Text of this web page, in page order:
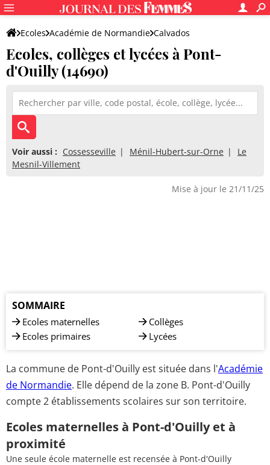
Ecoles Académie de Normandie Calvados
Ecoles, collèges et lycées à Pont-
d'Ouilly (14690)
Voir aussi : Cossesseville Ménil-Hubert-sur-Orne
Le
Mesnil-Villement
Mise à jour le 21/11/25
SOMMAIRE
Ecoles maternelles
Ecoles primaires
Collèges
Lycées
La commune de Pont-d'Ouilly est située dans l'Académie
de Normandie. Elle dépend de la zone B. Pont-d'Ouilly
compte 2 établissements scolaires sur son territoire.
Ecoles maternelles à Pont-d'Ouilly et à
proximité
Une seule école maternelle est recensée à Pont-d'Ouilly